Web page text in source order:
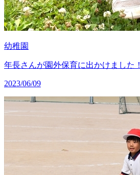
幼稚園
年長さんが園外保育に出かけました！
2023/06/09